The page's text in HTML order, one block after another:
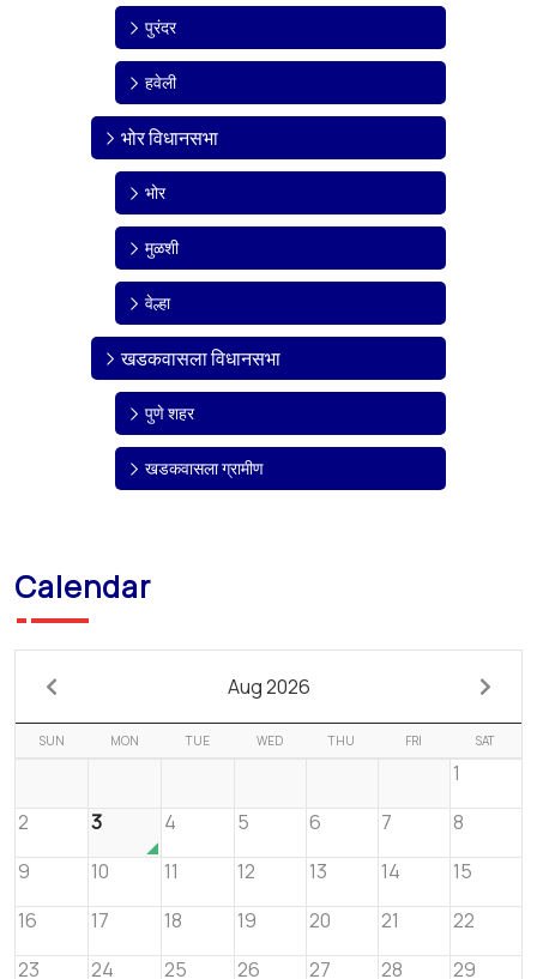
पुरंदर
हवेली
भोर विधानसभा
भोर
मुळशी
वेल्हा
खडकवासला विधानसभा
पुणे शहर
खडकवासला ग्रामीण
Calendar
Aug 2026
SUN MON TUE WED THU FRI SAT
1
2
3 4 5 6 7
8
9
10 11 12 13 14
15
16
17 18 19 20 21
22
23
24 25 26 27 28
29